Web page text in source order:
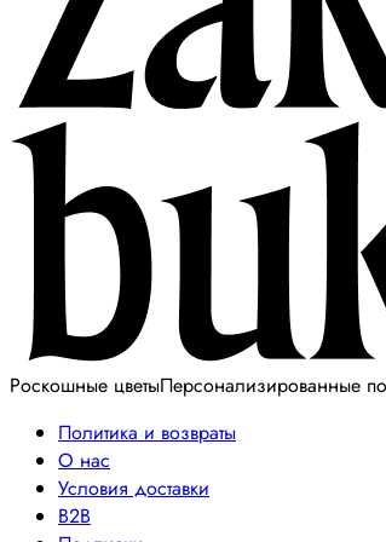
Роскошные цветыПерсонализированные
Политика и возвраты
О нас
Условия доставки
B2B